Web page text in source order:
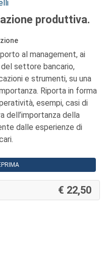
produttiva.
al management, ai
settore bancario,
e strumenti, su una
Riporta in forma
esempi, casi di
dell’importanza della
dalle esperienze di
22,50